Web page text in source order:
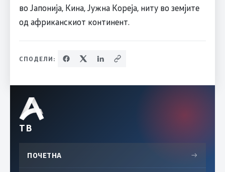
во Јапонија, Кина, Јужна Кореја, ниту во земјите
од африканскиот континент.
СПОДЕЛИ:
ТВ
ПОЧЕТНА →